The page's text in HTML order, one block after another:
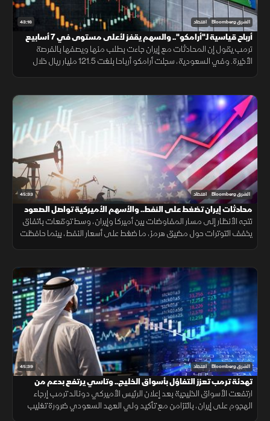
43:16 الشرق Bloomberg اقتصاد
أرباح قياسية لـ"أرامكو".. والسهم يقفز لأعلى مستوى في 7 أسابيع
ترمب يقول إن المحادثات مع إيران جاءت بطلب منها ويصفها بالفرصة
الأخيرة. وفي السعودية، سجلت أرامكو أرباحا بلغت 121.5 مليار ريال خلال
45:33 الشرق Bloomberg اقتصاد
محادثات إيران تضغط على النفط.. والأسهم الأميركية تواصل الصعود
تتجه الأنظار إلى مسار المفاوضات بين أميركا وإيران، وسط توقعات باتفاق
يخفف التوترات حول مضيق هرمز، ما ضغط على أسعار النفط، بينما حافظت
45:39 الشرق Bloomberg اقتصاد
تهدئة ترمب تعزز التفاؤل بأسواق الخليج.. وتاسي يرتفع بدعم من
القياديات
ارتفعت الأسواق الخليجية بعد إعلان الرئيس الأميركي دونالد ترمب إرجاء
الهجوم على إيران، بالتزامن مع تأكيد ولي العهد السعودي ضرورة تغليب